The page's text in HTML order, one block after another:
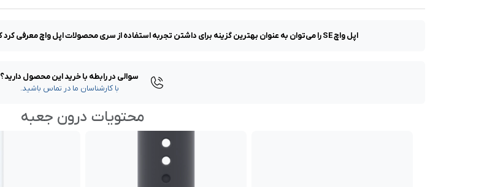
اپل واچ SE را می‌توان به عنوان بهترین گزینه برای داشتن تجربه استفاده از سری محصولات اپل واچ معرفی کرد که امکانات ویژه و منحصر به فردتری را ارائه می‌کند. سری مح
سوالی در رابطه با خرید این محصول دارید؟
با کارشناسان ما در تماس باشید.
محتویات درون جعبه